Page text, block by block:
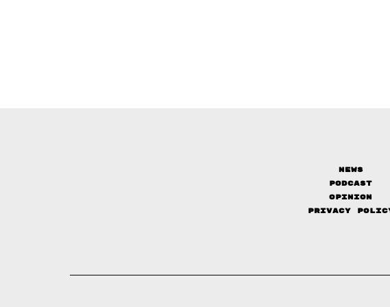
News
Podcast
Opinion
Privacy